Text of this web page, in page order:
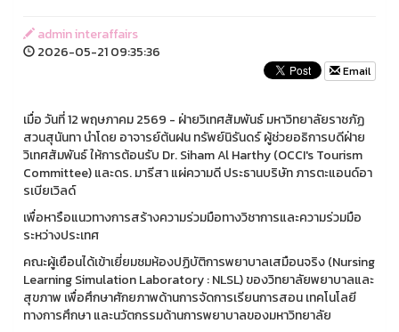
admin interaffairs
2026-05-21 09:35:36
Email
เมื่อ วันที่ 12 พฤษภาคม 2569 - ฝ่ายวิเทศสัมพันธ์ มหาวิทยาลัยราชภัฏ
สวนสุนันทา นำโดย อาจารย์ต้นฝน ทรัพย์นิรันดร์ ผู้ช่วยอธิการบดีฝ่าย
วิเทศสัมพันธ์ ให้การต้อนรับ Dr. Siham Al Harthy (OCCI's Tourism
Committee) และดร. มารีสา แผ่ความดี ประธานบริษัท ภารตะแอนด์อา
รเบียเวิลด์
เพื่อหารือแนวทางการสร้างความร่วมมือทางวิชาการและความร่วมมือ
ระหว่างประเทศ
คณะผู้เยือนได้เข้าเยี่ยมชมห้องปฏิบัติการพยาบาลเสมือนจริง (Nursing
Learning Simulation Laboratory : NLSL) ของวิทยาลัยพยาบาลและ
สุขภาพ เพื่อศึกษาศักยภาพด้านการจัดการเรียนการสอน เทคโนโลยี
ทางการศึกษา และนวัตกรรมด้านการพยาบาลของมหาวิทยาลัย